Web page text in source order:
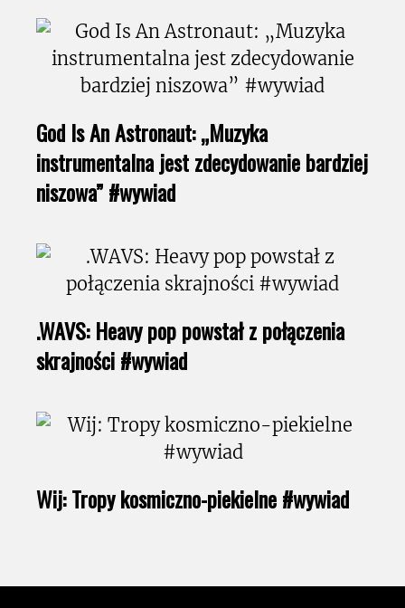
God Is An Astronaut: „Muzyka
instrumentalna jest zdecydowanie bardziej
niszowa” #wywiad
.WAVS: Heavy pop powstał z połączenia
skrajności #wywiad
Wij: Tropy kosmiczno-piekielne #wywiad